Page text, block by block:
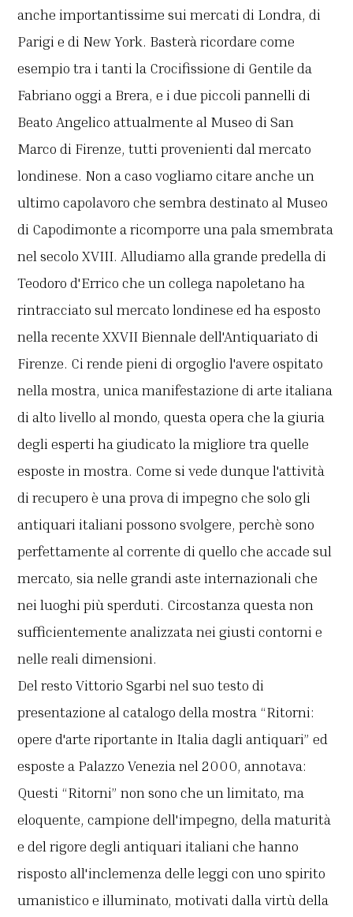
anche importantissime sui mercati di Londra, di
Parigi e di New York. Basterà ricordare come
esempio tra i tanti la Crocifissione di Gentile da
Fabriano oggi a Brera, e i due piccoli pannelli di
Beato Angelico attualmente al Museo di San
Marco di Firenze, tutti provenienti dal mercato
londinese. Non a caso vogliamo citare anche un
ultimo capolavoro che sembra destinato al Museo
di Capodimonte a ricomporre una pala smembrata
nel secolo XVIII. Alludiamo alla grande predella di
Teodoro d'Errico che un collega napoletano ha
rintracciato sul mercato londinese ed ha esposto
nella recente XXVII Biennale dell'Antiquariato di
Firenze. Ci rende pieni di orgoglio l'avere ospitato
nella mostra, unica manifestazione di arte italiana
di alto livello al mondo, questa opera che la giuria
degli esperti ha giudicato la migliore tra quelle
esposte in mostra. Come si vede dunque l'attività
di recupero è una prova di impegno che solo gli
antiquari italiani possono svolgere, perchè sono
perfettamente al corrente di quello che accade sul
mercato, sia nelle grandi aste internazionali che
nei luoghi più sperduti. Circostanza questa non
sufficientemente analizzata nei giusti contorni e
nelle reali dimensioni.
Del resto Vittorio Sgarbi nel suo testo di
presentazione al catalogo della mostra “Ritorni:
opere d'arte riportante in Italia dagli antiquari” ed
esposte a Palazzo Venezia nel 2000, annotava:
Questi “Ritorni” non sono che un limitato, ma
eloquente, campione dell'impegno, della maturità
e del rigore degli antiquari italiani che hanno
risposto all'inclemenza delle leggi con uno spirito
umanistico e illuminato, motivati dalla virtù della